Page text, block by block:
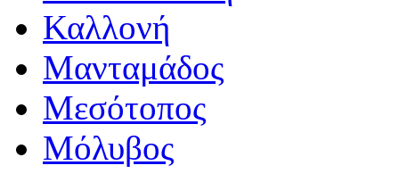
Καλλονή
Μανταμάδος
Μεσότοπος
Μόλυβος